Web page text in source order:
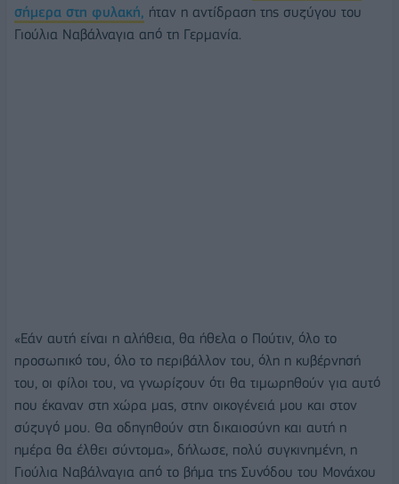
σήμερα στη φυλακή, ήταν η αντίδραση της συζύγου του
Γιούλια Ναβάλναγια από τη Γερμανία.
«Εάν αυτή είναι η αλήθεια, θα ήθελα ο Πούτιν, όλο το
προσωπικό του, όλο το περιβάλλον του, όλη η κυβέρνησή
του, οι φίλοι του, να γνωρίζουν ότι θα τιμωρηθούν για αυτό
που έκαναν στη χώρα μας, στην οικογένειά μου και στον
σύζυγό μου. Θα οδηγηθούν στη δικαιοσύνη και αυτή η
ημέρα θα έλθει σύντομα», δήλωσε, πολύ συγκινημένη, η
Γιούλια Ναβάλναγια από το βήμα της Συνόδου του Μονάχου